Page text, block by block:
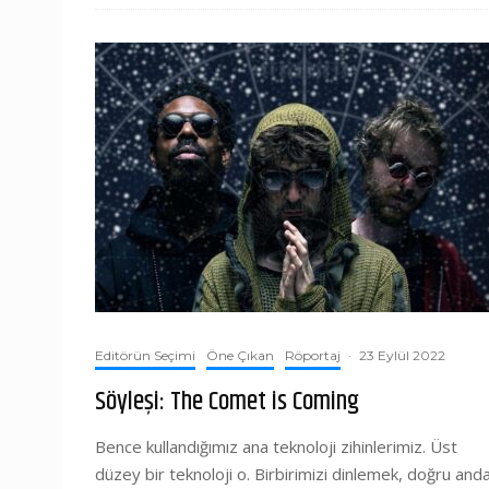
Editörün Seçimi Öne Çıkan Röportaj · 23 Eylül 2022
Söyleşi: The Comet is Coming
Bence kullandığımız ana teknoloji zihinlerimiz. Üst
düzey bir teknoloji o. Birbirimizi dinlemek, doğru